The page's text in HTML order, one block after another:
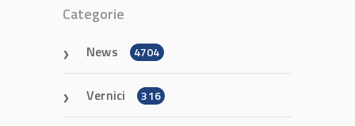
Categorie
News 4704
Vernici 316